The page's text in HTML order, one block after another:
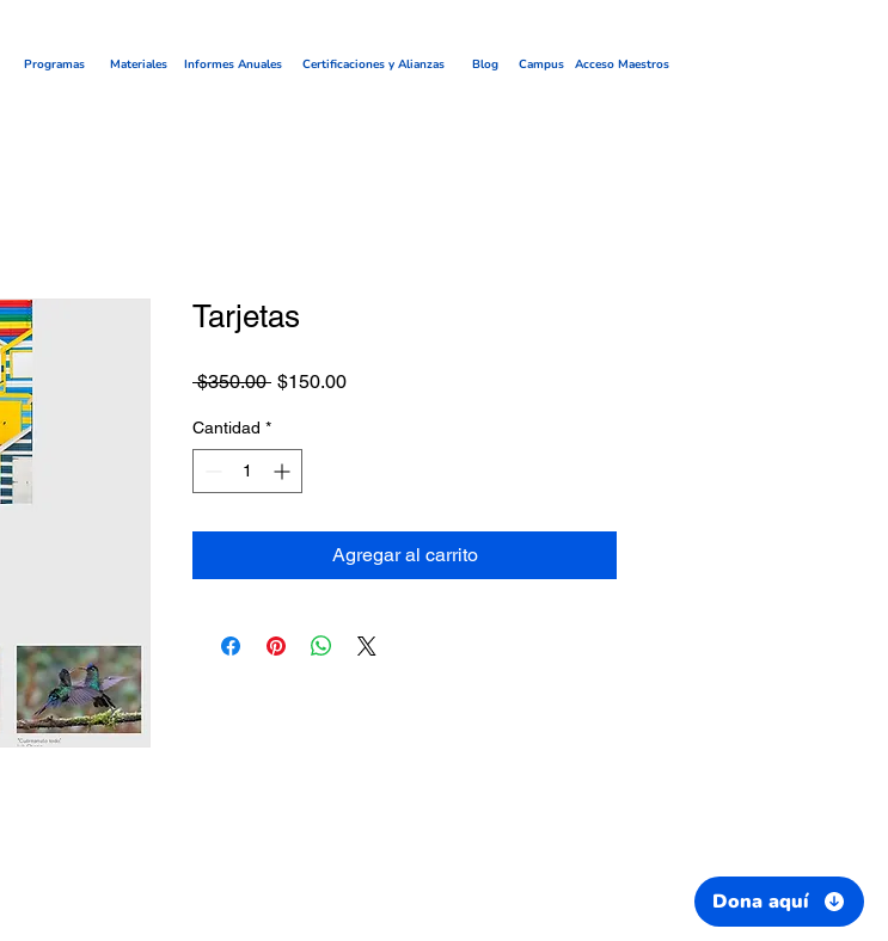
Programas Materiales Informes Anuales Certificaciones y Alianzas Blog Campus Acceso Maestros
Dona aquí
Tarjetas
$350.00 Precio
$150.00Precio de oferta
Cantidad *
Agregar al carrito